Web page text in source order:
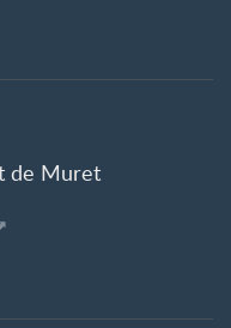
de Muret